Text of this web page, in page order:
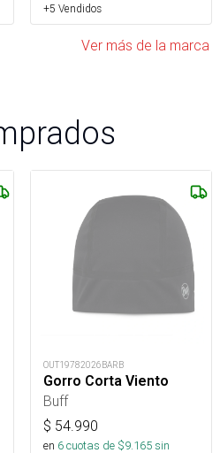
+5 Vendidos
Ver más de la marca
OUT19782026BARB
Gorro Corta Viento
Buff
$ 54.990
en 6cuotas de $9.165sin